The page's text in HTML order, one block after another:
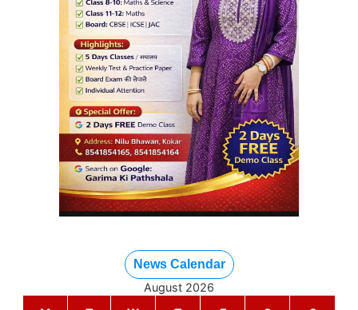
News Calendar
August 2026